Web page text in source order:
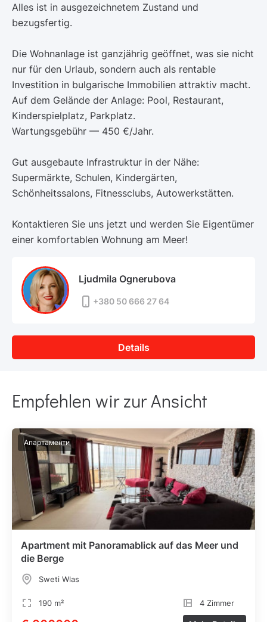
Alles ist in ausgezeichnetem Zustand und
bezugsfertig.
Die Wohnanlage ist ganzjährig geöffnet, was sie nicht
nur für den Urlaub, sondern auch als rentable
Investition in bulgarische Immobilien attraktiv macht.
Auf dem Gelände der Anlage: Pool, Restaurant,
Kinderspielplatz, Parkplatz.
Wartungsgebühr — 450 €/Jahr.
Gut ausgebaute Infrastruktur in der Nähe:
Supermärkte, Schulen, Kindergärten,
Schönheitssalons, Fitnessclubs, Autowerkstätten.
Kontaktieren Sie uns jetzt und werden Sie Eigentümer
einer komfortablen Wohnung am Meer!
Ljudmila Ognerubova
+380 50 666 27 64
Details
Empfehlen wir zur Ansicht
Апартаменти
Apartment mit Panoramablick auf das Meer und
die Berge
Sweti Wlas
190 m² 4 Zimmer